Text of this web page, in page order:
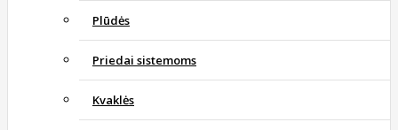
Plūdės
Priedai sistemoms
Kvaklės